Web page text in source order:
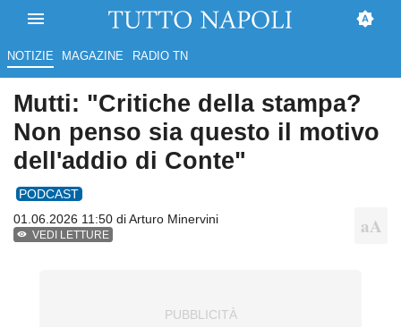
NOTIZIE MAGAZINE RADIO TN
Mutti: "Critiche della stampa?
Non penso sia questo il motivo
dell'addio di Conte"
PODCAST
01.06.2026 11:50 diArturo Minervini
VEDI LETTURE